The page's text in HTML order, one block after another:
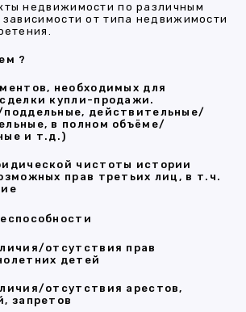
недвижимости по различным
от типа недвижимости
?
необходимых для
купли-продажи.
действительные/
в полном объёме/
и т.д.)
чистоты истории
прав третьих лиц, в т.ч.
отсутствия прав
детей
отсутствия арестов,
запретов